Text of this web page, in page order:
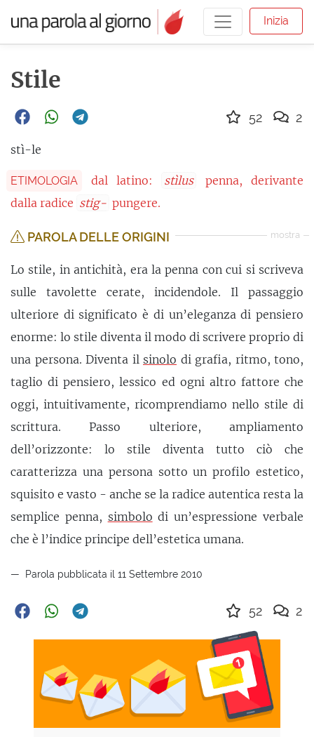
Inizia
Stile
stì-le
ETIMOLOGIA dal latino: stìlus
penna, derivante
dalla radice stig- pungere.
PAROLA DELLE ORIGINI mostra
Lo stile, in antichità, era la penna con cui si scriveva
sulle tavolette cerate, incidendole. Il passaggio
ulteriore di significato è di un’eleganza di pensiero
enorme: lo stile diventa il modo di scrivere proprio di
una persona. Diventa il sinolo di grafia, ritmo, tono,
taglio di pensiero, lessico ed ogni altro fattore che
oggi, intuitivamente, ricomprendiamo nello stile di
scrittura. Passo ulteriore, ampliamento
dell’orizzonte: lo stile diventa tutto ciò che
caratterizza una persona sotto un profilo estetico,
squisito e vasto - anche se la radice autentica resta la
semplice penna, simbolo di un’espressione verbale
che è l’indice principe dell’estetica umana.
Parola pubblicata il 11 Settembre 2010
52 2
52 2